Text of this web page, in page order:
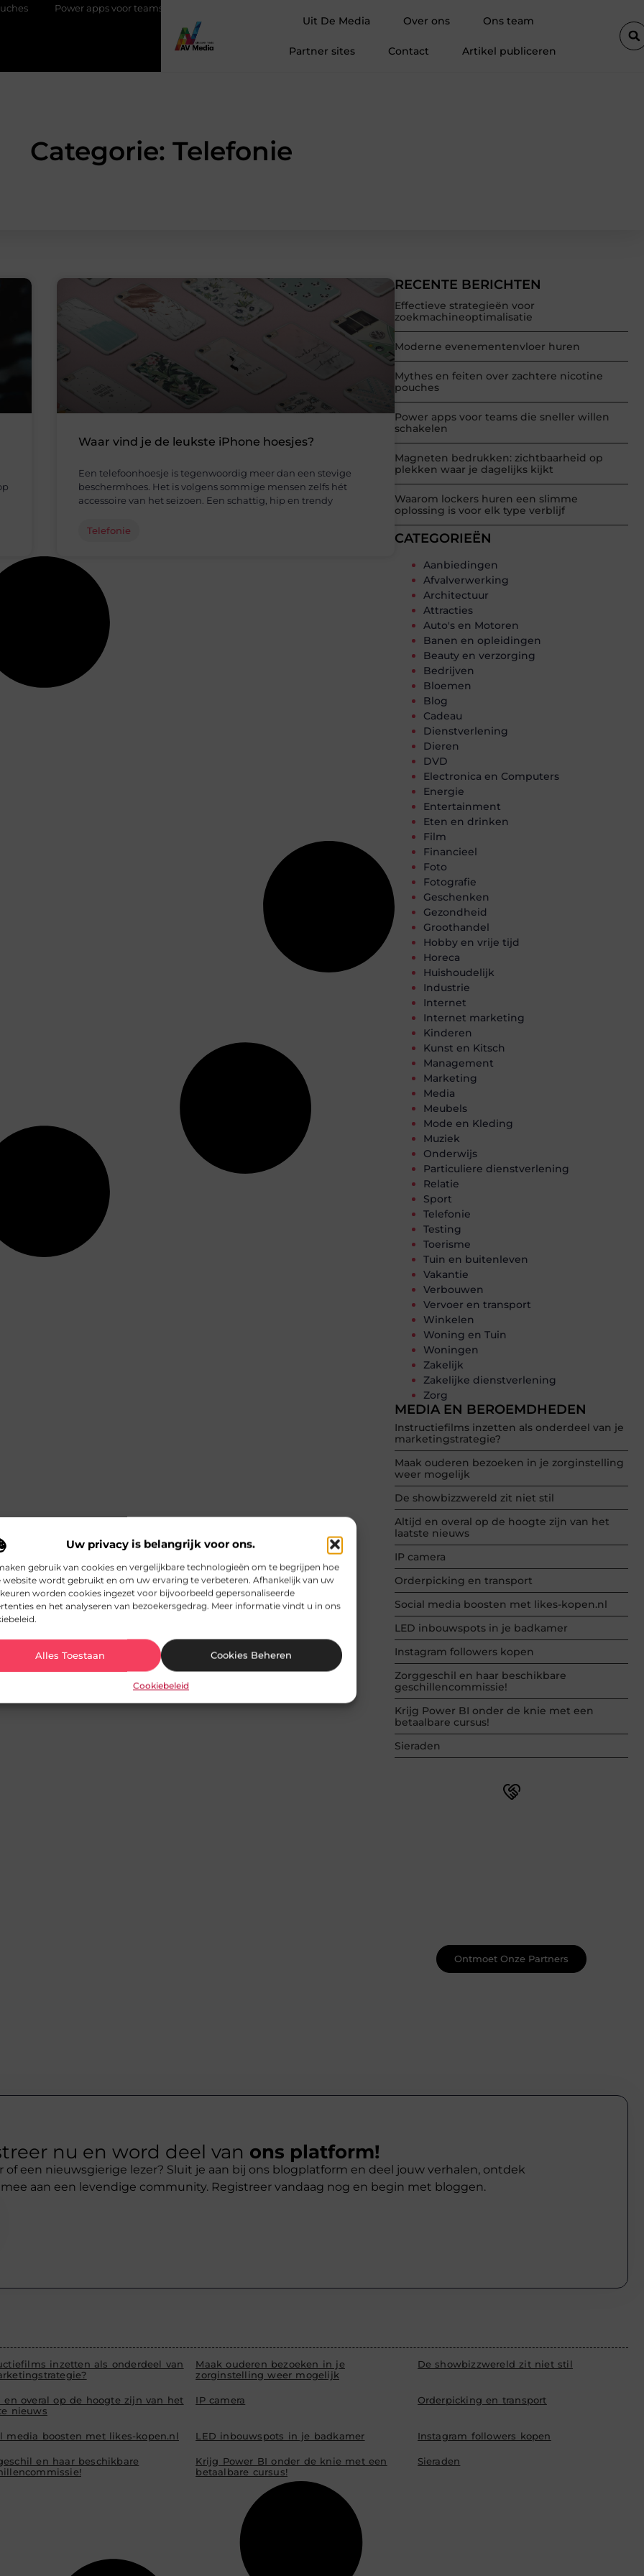
Uw privacy is belangrijk voor ons.
gebruik van cookies en vergelijkbare technologieën om te begrijpen hoe
website wordt gebruikt en om uw ervaring te verbeteren. Afhankelijk van uw
worden cookies ingezet voor bijvoorbeeld gepersonaliseerde
en het analyseren van bezoekersgedrag. Meer informatie vindt u in ons
Alles Toestaan Cookies Beheren
Cookiebeleid
apps voor teams die sneller willen schakelen
Uit De Media Over ons Ons team
Partner sites Contact Artikel publiceren
Categorie: Telefonie
RECENTE BERICHTEN
Effectieve strategieën voor
zoekmachineoptimalisatie
Moderne evenementenvloer huren
Mythes en feiten over zachtere nicotine
pouches
Power apps voor teams die sneller willen
schakelen
Magneten bedrukken: zichtbaarheid op
plekken waar je dagelijks kijkt
Waarom lockers huren een slimme
oplossing is voor elk type verblijf
CATEGORIEËN
Aanbiedingen
Afvalverwerking
Architectuur
Attracties
Auto's en Motoren
Banen en opleidingen
Beauty en verzorging
Bedrijven
Bloemen
Blog
Cadeau
Dienstverlening
Dieren
DVD
Electronica en Computers
Energie
Entertainment
Eten en drinken
Film
Financieel
Foto
Fotografie
Geschenken
Gezondheid
Groothandel
Hobby en vrije tijd
Horeca
Huishoudelijk
Industrie
Internet
Internet marketing
Kinderen
Kunst en Kitsch
Management
Marketing
Media
Meubels
Mode en Kleding
Muziek
Onderwijs
Particuliere dienstverlening
Relatie
Sport
Telefonie
Testing
Toerisme
Tuin en buitenleven
Vakantie
Verbouwen
Vervoer en transport
Winkelen
Woning en Tuin
Woningen
Zakelijk
Zakelijke dienstverlening
Zorg
MEDIA EN BEROEMDHEDEN
Instructiefilms inzetten als onderdeel van je
marketingstrategie?
Maak ouderen bezoeken in je zorginstelling
weer mogelijk
De showbizzwereld zit niet stil
Altijd en overal op de hoogte zijn van het
laatste nieuws
IP camera
Orderpicking en transport
Social media boosten met likes-kopen.nl
LED inbouwspots in je badkamer
Instagram followers kopen
Zorggeschil en haar beschikbare
geschillencommissie!
Krijg Power BI onder de knie met een
betaalbare cursus!
Sieraden
Ontmoet Onze Partners
Waar vind je de leukste iPhone hoesjes?
Een telefoonhoesje is tegenwoordig meer dan een stevige
beschermhoes. Het is volgens sommige mensen zelfs hét
accessoire van het seizoen. Een schattig, hip en trendy
Telefonie
nu en word deel van ons platform!
of een nieuwsgierige lezer? Sluit je aan bij ons blogplatform en deel jouw verhalen, ontdek
aan een levendige community. Registreer vandaag nog en begin met bloggen.
inzetten als onderdeel van
Maak ouderen bezoeken in je
zorginstelling weer mogelijk
De showbizzwereld zit niet stil
en overal op de hoogte zijn van het
nieuws
IP camera Orderpicking en transport
media boosten met likes-kopen.nl LED inbouwspots in je badkamer Instagram followers kopen
en haar beschikbare
Krijg Power BI onder de knie met een
betaalbare cursus!
Sieraden